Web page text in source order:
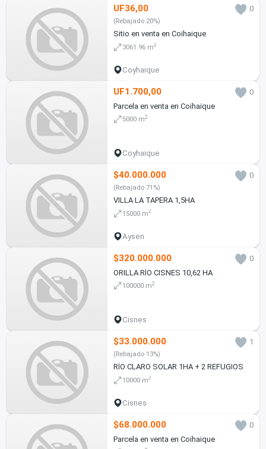
UF36,00 0
(Rebajado 20%)
Sitio en venta en Coihaique
3061.96 m2
Coyhaique
UF1.700,00
0
Parcela en venta en Coihaique
5000 m2
Coyhaique
$40.000.000 0
(Rebajado 71%)
VILLA LA TAPERA 1,5HA
15000 m2
Aysen
$320.000.000
0
ORILLA RÍO CISNES 10,62 HA
100000 m2
Cisnes
$33.000.000 1
(Rebajado 13%)
RÍO CLARO SOLAR 1HA + 2 REFUGIOS
10000 m2
Cisnes
$68.000.000
0
Parcela en venta en Coihaique